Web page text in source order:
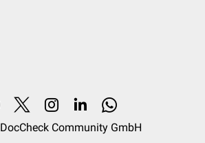
DocCheck Community GmbH